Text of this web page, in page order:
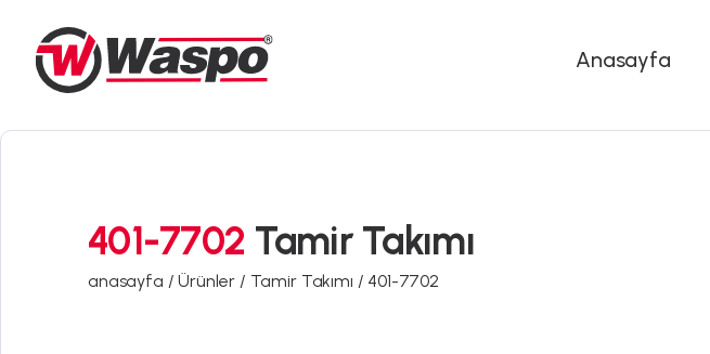
Anasayfa
401-7702 Tamir Takımı
anasayfa /Ürünler / Tamir Takımı / 401-7702